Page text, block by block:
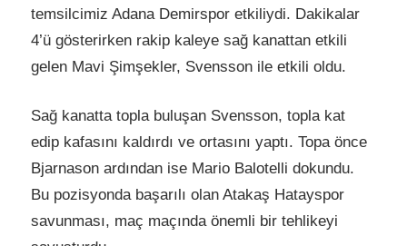
temsilcimiz Adana Demirspor etkiliydi. Dakikalar
4’ü gösterirken rakip kaleye sağ kanattan etkili
gelen Mavi Şimşekler, Svensson ile etkili oldu.
Sağ kanatta topla buluşan Svensson, topla kat
edip kafasını kaldırdı ve ortasını yaptı. Topa önce
Bjarnason ardından ise Mario Balotelli dokundu.
Bu pozisyonda başarılı olan Atakaş Hatayspor
savunması, maç maçında önemli bir tehlikeyi